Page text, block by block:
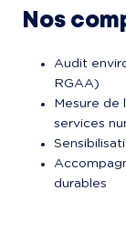
Nos
Audit
RGAA)
Mesure de
services
durables